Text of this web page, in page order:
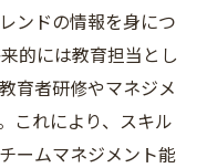
ンドの情報を身につ
的には教育担当とし
育者研修やマネジメ
これにより、スキル
ームマネジメント能